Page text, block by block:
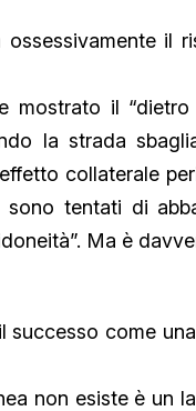
ossessivamente il
mostrato il
la strada
collaterale
tentati di
Ma è
successo come
non esiste è un